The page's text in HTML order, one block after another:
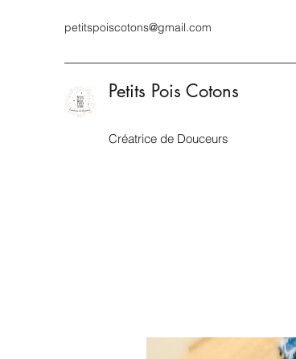
petitspoiscotons@gmail.com
Petits Pois Cotons
Créatrice de Douceurs